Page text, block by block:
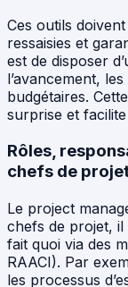
Ces outils
ressaisies et
est de disposer
l’avancement,
budgétaires.
surprise et
Rôles,
chefs de
Le project
chefs de projet, il
fait quoi via des
RAACI). Par
les processus